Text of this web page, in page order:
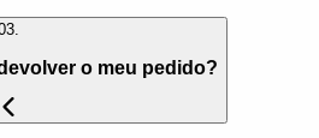
o meu pedido?